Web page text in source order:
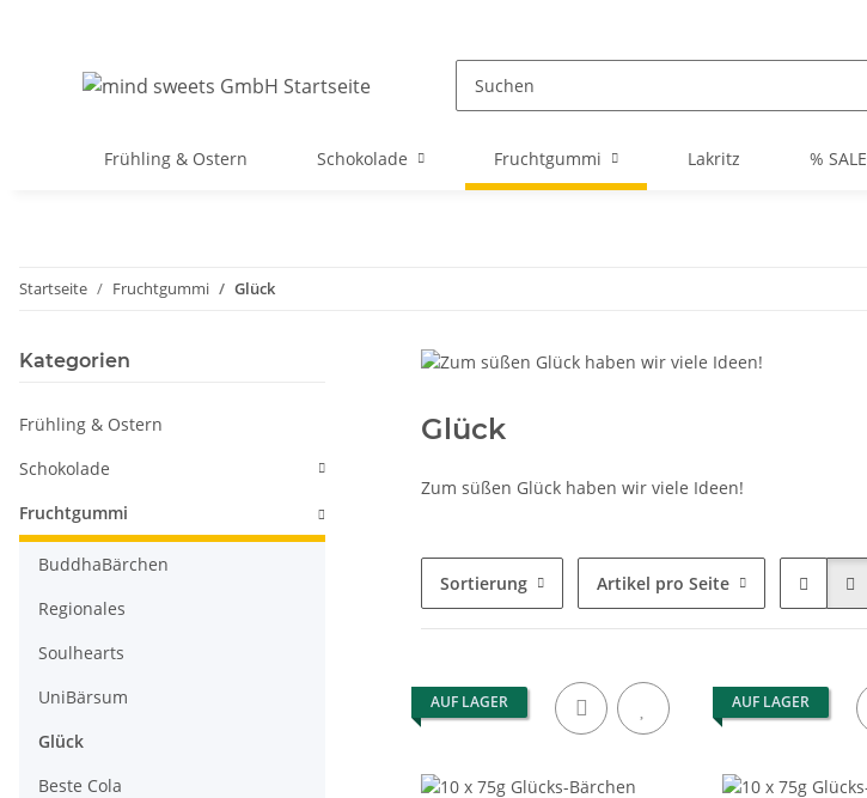
Frühling & Ostern Schokolade Fruchtgummi Lakritz % SALE
Startseite Fruchtgummi Glück
Glück
Zum süßen Glück haben wir viele Ideen!
Sortierung Artikel pro Seite
AUF LAGER AUF LAGER
Kategorien
Frühling & Ostern
Schokolade
Fruchtgummi
BuddhaBärchen
Regionales
Soulhearts
UniBärsum
Glück
Beste Cola